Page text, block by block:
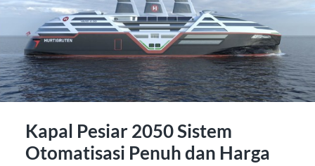
Kapal Pesiar 2050 Sistem
Otomatisasi Penuh dan Harga